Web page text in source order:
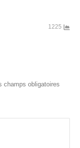
1225
champs obligatoires